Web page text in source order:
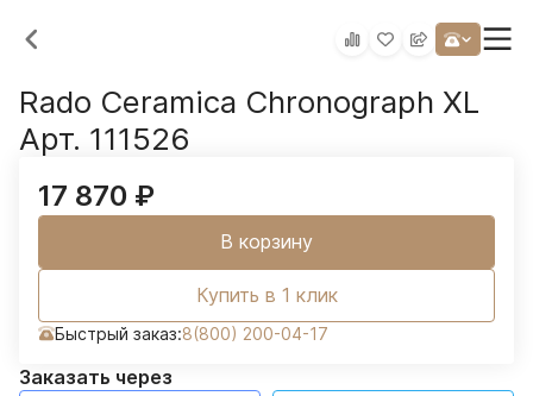
Rado Ceramica Chronograph XL
Арт. 111526
17 870 ₽
В корзину
Купить в 1 клик
Быстрый заказ:8(800) 200-04-17
Заказать через